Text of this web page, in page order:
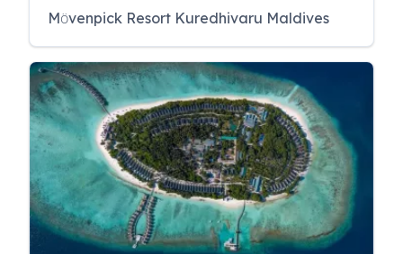
Mӧvenpick Resort Kuredhivaru Maldives